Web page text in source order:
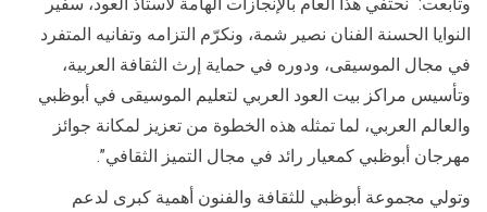
النوايا الحسنة الفنان نصير شمة، ونكرّم التزامه وتفانيه المتفرد
في مجال الموسيقى، ودوره في حماية إرث الثقافة العربية،
وتأسيس مراكز بيت العود العربي لتعليم الموسيقى في أبوظبي
والعالم العربي، لما تمثله هذه الخطوة من تعزيز لمكانة جوائز
مهرجان أبوظبي كمعيار رائد في مجال التميز الثقافي”.
وتولي مجموعة أبوظبي للثقافة والفنون أهمية كبرى لدعم